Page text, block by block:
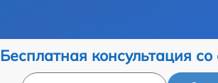
Бесплатная консультация